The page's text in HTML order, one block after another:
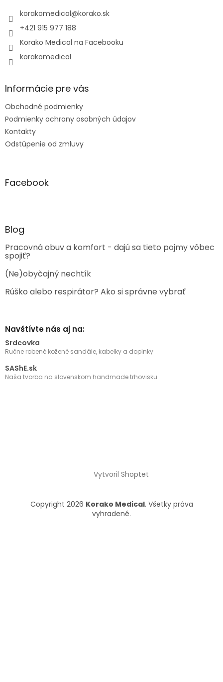
korakomedical@korako.sk
+421 915 977 188
Korako Medical na Facebooku
korakomedical
Informácie pre vás
Obchodné podmienky
Podmienky ochrany osobných údajov
Kontakty
Odstúpenie od zmluvy
Facebook
Blog
Pracovná obuv a komfort - dajú sa tieto pojmy vôbec
spojiť?
(Ne)obyčajný nechtík
Rúško alebo respirátor? Ako si správne vybrať
Navštívte nás aj na:
Srdcovka
Ručne robené kožené sandále, kabelky a doplnky
SAShE.sk
Naša tvorba na slovenskom handmade trhovisku
Vytvoril Shoptet
Copyright 2026 Korako Medical. Všetky práva
vyhradené.